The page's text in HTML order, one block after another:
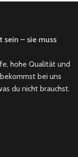
sein – sie muss
hohe Qualität und
bei uns
du nicht brauchst.